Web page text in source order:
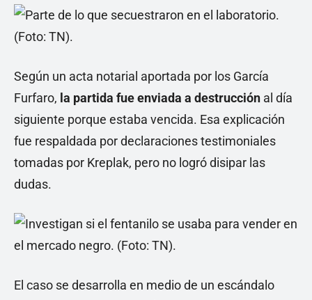
Según un acta notarial aportada por los García
Furfaro, la partida fue enviada a destrucción al día
siguiente porque estaba vencida. Esa explicación
fue respaldada por declaraciones testimoniales
tomadas por Kreplak, pero no logró disipar las
dudas.
El caso se desarrolla en medio de un escándalo